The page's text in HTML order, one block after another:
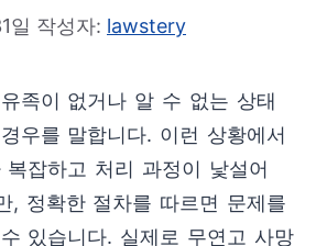
일 작성자: lawstery
족이 없거나 알 수 없는 상태
우를 말합니다. 이런 상황에서
잡하고 처리 과정이 낯설어
, 정확한 절차를 따르면 문제를
있습니다. 실제로 무연고 사망